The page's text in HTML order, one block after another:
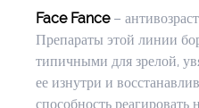
Face Fance –
Препараты этой линии
типичными для зрелой,
ее изнутри и
способность реагировать